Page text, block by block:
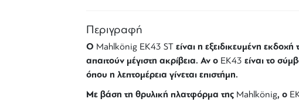
Περιγραφή
Ο Mahlkönig EK43 ST είναι η εξειδικευμένη εκδοχή
απαιτούν μέγιστη ακρίβεια. Αν ο EK43 είναι το
όπου η λεπτομέρεια γίνεται επιστήμη.
Με βάση τη θρυλική πλατφόρμα της Mahlkönig, ο